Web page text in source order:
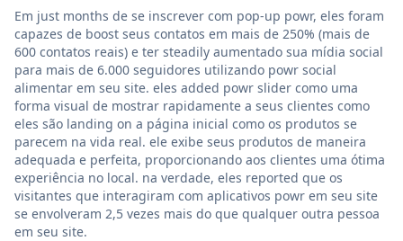
Em just months de se inscrever com pop-up powr, eles foram
capazes de boost seus contatos em mais de 250% (mais de
600 contatos reais) e ter steadily aumentado sua mídia social
para mais de 6.000 seguidores utilizando powr social
alimentar em seu site. eles added powr slider como uma
forma visual de mostrar rapidamente a seus clientes como
eles são landing on a página inicial como os produtos se
parecem na vida real. ele exibe seus produtos de maneira
adequada e perfeita, proporcionando aos clientes uma ótima
experiência no local. na verdade, eles reported que os
visitantes que interagiram com aplicativos powr em seu site
se envolveram 2,5 vezes mais do que qualquer outra pessoa
em seu site.